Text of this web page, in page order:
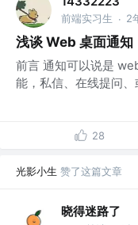
前端实习生 · 2
浅谈 Web 桌面通知
前言 通知可以说是
能，私信、在线提问
28
光影小生 赞了这篇文章
晓得迷路了